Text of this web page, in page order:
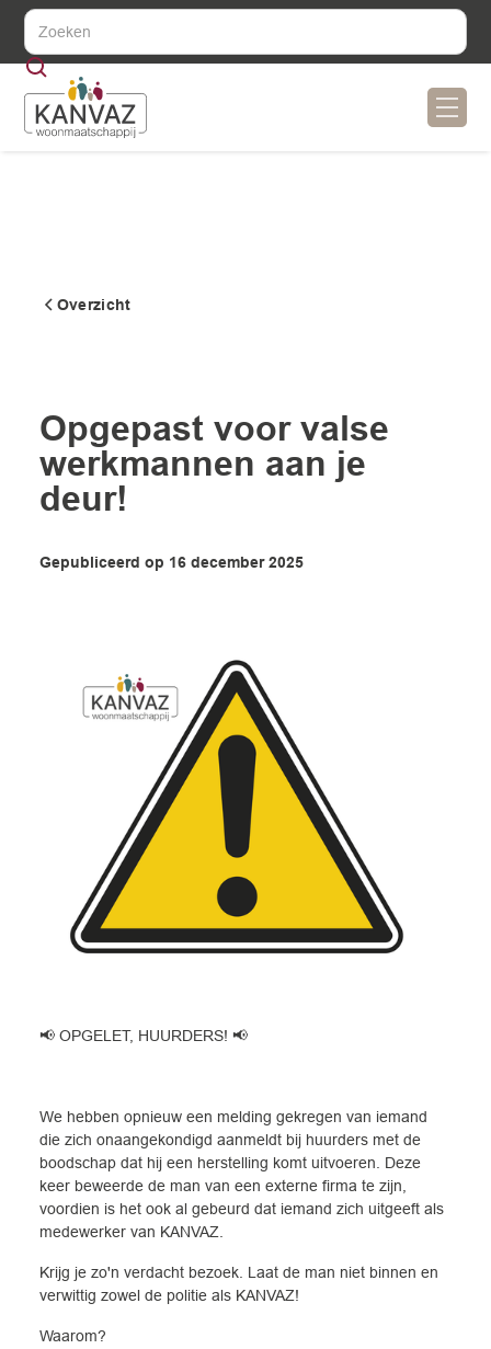
Overzicht
Opgepast voor valse
werkmannen aan je
deur!
Gepubliceerd op 16 december 2025
📢 OPGELET, HUURDERS! 📢
We hebben opnieuw een melding gekregen van iemand
die zich onaangekondigd aanmeldt bij huurders met de
boodschap dat hij een herstelling komt uitvoeren. Deze
keer beweerde de man van een externe firma te zijn,
voordien is het ook al gebeurd dat iemand zich uitgeeft als
medewerker van KANVAZ.
Krijg je zo'n verdacht bezoek. Laat de man niet binnen en
verwittig zowel de politie als KANVAZ!
Waarom?